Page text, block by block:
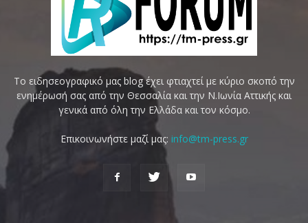
Το ειδησεογραφικό μας blog έχει φτιαχτεί με κύριο σκοπό την
ενημέρωσή σας από την Θεσσαλία και την Ν.Ιωνία Αττικής και
γενικά από όλη την Ελλάδα και τον κόσμο.
Επικοινωνήστε μαζί μας: info@tm-press.gr